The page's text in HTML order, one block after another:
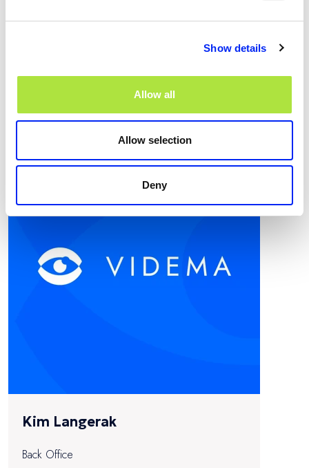
Show details
Allow all
Allow selection
Deny
06 - 13 56 98 43
Kim Langerak
Back Office